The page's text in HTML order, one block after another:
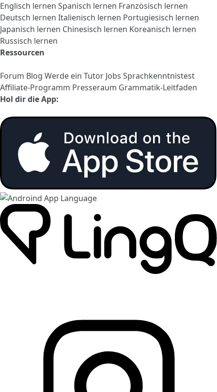
Englisch lernen Spanisch lernen Französisch lernen
Deutsch lernen Italienisch lernen Portugiesisch lernen
Japanisch lernen Chinesisch lernen Koreanisch lernen
Russisch lernen
Ressourcen
Forum Blog Werde ein Tutor Jobs Sprachkenntnistest
Affiliate-Programm Presseraum Grammatik-Leitfaden
Hol dir die App: